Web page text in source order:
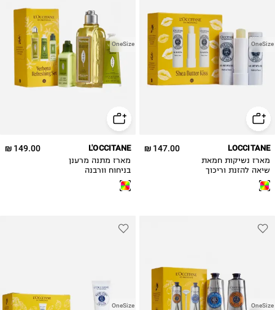
OneSize
147.00 ₪ LOCCITANE
מארז נשיקות חמאת
שיאה להזנת וריכוך
השפתיים
OneSize
149.00 ₪ L'OCCITANE
מארז מתנה מרענן
בניחוח וורבנה
OneSize
OneSize